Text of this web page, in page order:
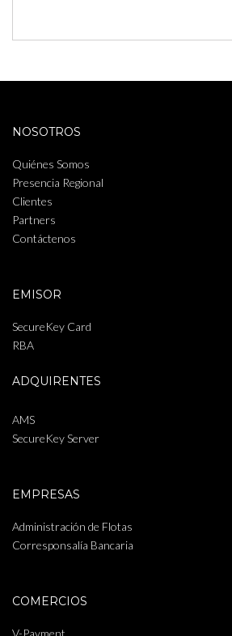
NOSOTROS
Quiénes Somos
Presencia Regional
Clientes
Partners
Contáctenos
EMISOR
SecureKey Card
RBA
ADQUIRENTES
AMS
SecureKey Server
EMPRESAS
Administración de Flotas
Corresponsalía Bancaria
COMERCIOS